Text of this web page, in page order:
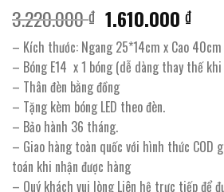
3.220.000₫ Giá
gốc
là:
3.220.000 ₫.
1.610.000₫Giá
hiện
tại
là:
– Kích thước: Ngang 25*14cm x Cao 40cm
– Bóng E14 x 1 bóng (dễ dàng thay thế
– Thân đèn bằng đồng
– Tặng kèm bóng LED theo đèn.
– Bảo hành 36 tháng.
– Giao hàng toàn quốc với hình thức COD
toán khi nhận được hàng
– Quý khách vui lòng Liên hệ trực tiếp để